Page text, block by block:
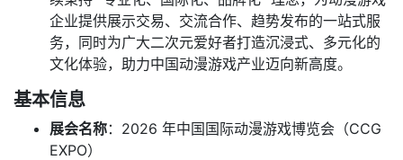
企业提供展示交易、交流合作、趋势发布的一站式服
务，同时为广大二次元爱好者打造沉浸式、多元化的
文化体验，助力中国动漫游戏产业迈向新高度。
基本信息
展会名称：2026 年中国国际动漫游戏博览会（CCG
EXPO）